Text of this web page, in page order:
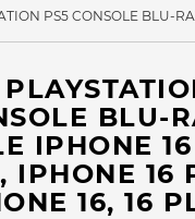
PS5 CONSOLE BLU-
BLU-
IPHONE
IPHONE 16
16, 16